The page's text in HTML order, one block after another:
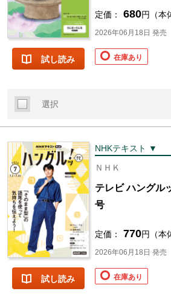
試し読み
定価： 680円（本
2026年06月18日 発売
在庫あり
選択
試し読み
NHKテキスト ▼
ＮＨＫ
テレビ ハングル
号
定価： 770円（本
2026年06月18日 発売
在庫あり